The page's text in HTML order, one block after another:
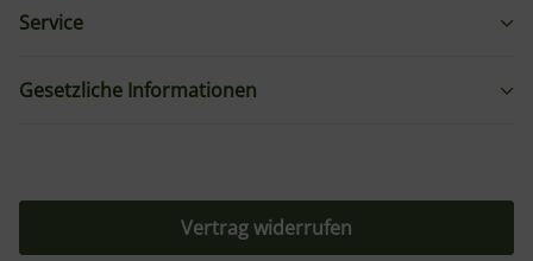
Service
Gesetzliche Informationen
Vertrag widerrufen